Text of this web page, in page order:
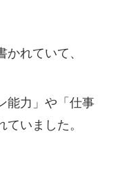
れていて、
能力」や「仕事
いました。